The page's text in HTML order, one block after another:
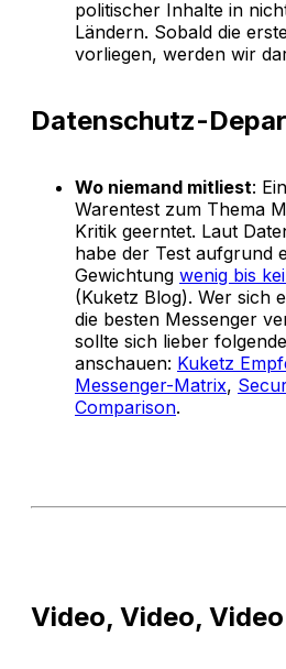
politischer Inhalte in
Ländern. Sobald die
vorliegen, werden wir
Datenschutz-
Wo niemand mitliest: Ein
Warentest zum Thema
Kritik geerntet. Laut
habe der Test aufgrund
Gewichtung wenig bis
(Kuketz Blog). Wer sich
die besten Messenger
sollte sich lieber
anschauen: Kuketz
Messenger-Matrix,
Comparison.
Video, Video, Video